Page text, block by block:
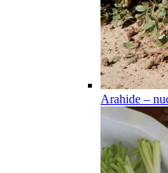
Arahide –